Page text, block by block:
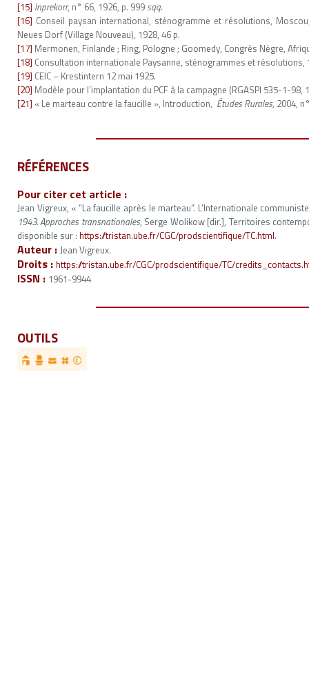
[15] Inprekorr, n° 66, 1926, p. 999sqq.
[16] Conseil paysan international, sténogramme et résolutions,
Neues Dorf (Village Nouveau), 1928, 46 p.
[17] Mermonen, Finlande ; Ring, Pologne ; Goomedy, Congrès Nègre,
[18] Consultation internationale Paysanne, sténogrammes et résolutions,
[19] CEIC – Krestintern 12 mai 1925.
[20] Modèle pour l’implantation du PCF à la campagne (RGASPI 535-1-98,
[21] « Le marteau contre la faucille », Introduction, Études Rurales, 2004,
RÉFÉRENCES
Pour citer cet article :
Jean Vigreux, « “La faucille après le marteau”. L’Internationale
1943. Approches transnationales, Serge Wolikow [dir.], Territoires
disponible sur : https://tristan.ube.fr/CGC/prodscientifique/TC.html.
Auteur : Jean Vigreux.
Droits : https://tristan.ube.fr/CGC/prodscientifique/TC/
ISSN : 1961-9944
OUTILS